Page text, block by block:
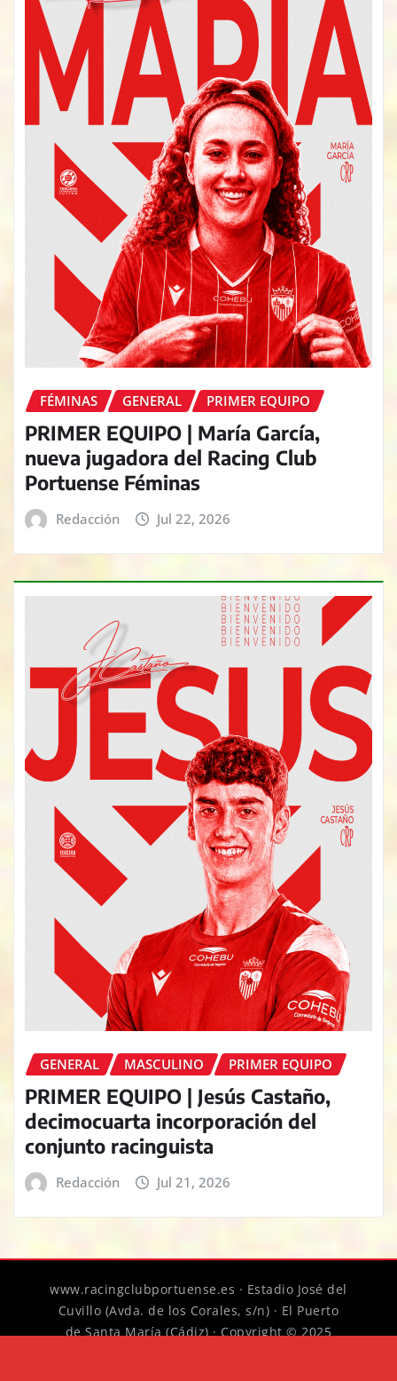
FÉMINAS GENERAL PRIMER EQUIPO
PRIMER EQUIPO | María García,
nueva jugadora del Racing Club
Portuense Féminas
Redacción Jul 22, 2026
GENERAL MASCULINO PRIMER EQUIPO
PRIMER EQUIPO | Jesús Castaño,
decimocuarta incorporación del
conjunto racinguista
Redacción Jul 21, 2026
www.racingclubportuense.es · Estadio José del
Cuvillo (Avda. de los Corales, s/n) · El Puerto
de Santa María (Cádiz) · Copyright © 2025